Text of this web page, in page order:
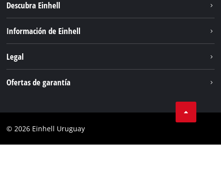
Descubra Einhell
Servicio
Información de Einhell
Legal
Cumplimiento
Ofertas de garantía
Garantía PurePower Brushless
© 2026 Einhell Uruguay